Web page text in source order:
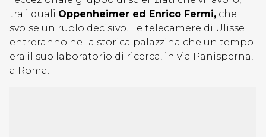
tra i quali Oppenheimer ed Enrico Fermi, che
svolse un ruolo decisivo. Le telecamere di Ulisse
entreranno nella storica palazzina che un tempo
era il suo laboratorio di ricerca, in via Panisperna,
a Roma.